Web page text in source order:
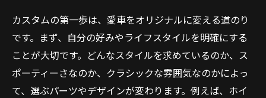
カスタムの第一歩は、愛車をオリジナルに変える道のり
です。まず、自分の好みやライフスタイルを明確にする
ことが大切です。どんなスタイルを求めているのか、ス
ポーティーさなのか、クラシックな雰囲気なのかによっ
て、選ぶパーツやデザインが変わります。例えば、ホイ